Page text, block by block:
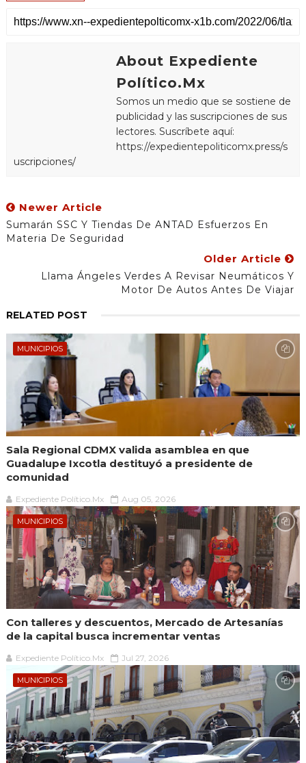
About Expediente
Político.Mx
Somos un medio que se sostiene de
publicidad y las suscripciones de sus
lectores. Suscríbete aquí:
https://expedientepoliticomx.press/s
uscripciones/
Newer Article
Sumarán SSC Y Tiendas De ANTAD Esfuerzos En
Materia De Seguridad
Older Article
Llama Ángeles Verdes A Revisar Neumáticos Y
Motor De Autos Antes De Viajar
RELATED POST
MUNICIPIOS
Sala Regional CDMX valida asamblea en que
Guadalupe Ixcotla destituyó a presidente de
comunidad
Expediente Político.Mx Aug 05, 2026
MUNICIPIOS
Con talleres y descuentos, Mercado de Artesanías
de la capital busca incrementar ventas
Expediente Político.Mx Jul 27, 2026
MUNICIPIOS